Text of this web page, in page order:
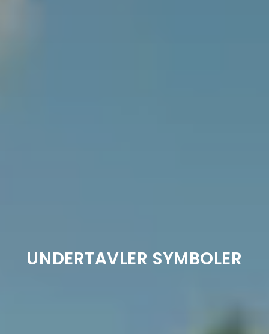
UNDERTAVLER SYMBOLER